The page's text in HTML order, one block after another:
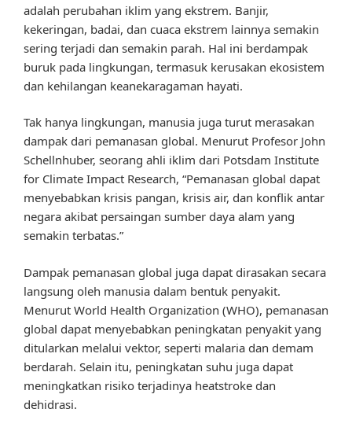
adalah perubahan iklim yang ekstrem. Banjir,
kekeringan, badai, dan cuaca ekstrem lainnya semakin
sering terjadi dan semakin parah. Hal ini berdampak
buruk pada lingkungan, termasuk kerusakan ekosistem
dan kehilangan keanekaragaman hayati.
Tak hanya lingkungan, manusia juga turut merasakan
dampak dari pemanasan global. Menurut Profesor John
Schellnhuber, seorang ahli iklim dari Potsdam Institute
for Climate Impact Research, “Pemanasan global dapat
menyebabkan krisis pangan, krisis air, dan konflik antar
negara akibat persaingan sumber daya alam yang
semakin terbatas.”
Dampak pemanasan global juga dapat dirasakan secara
langsung oleh manusia dalam bentuk penyakit.
Menurut World Health Organization (WHO), pemanasan
global dapat menyebabkan peningkatan penyakit yang
ditularkan melalui vektor, seperti malaria dan demam
berdarah. Selain itu, peningkatan suhu juga dapat
meningkatkan risiko terjadinya heatstroke dan
dehidrasi.